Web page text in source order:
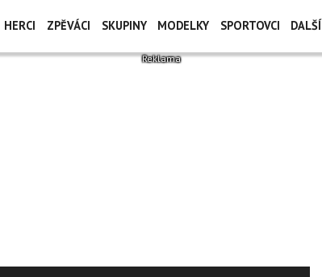
HERCI ZPĚVÁCI SKUPINY MODELKY SPORTOVCI DALŠÍ